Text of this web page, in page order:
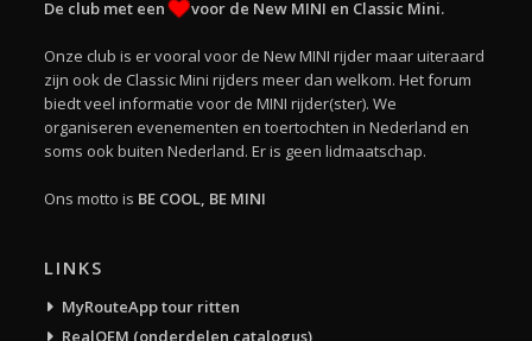
De club met een voor de New MINI en Classic Mini.
Onze club is er vooral voor de New MINI rijder maar uiteraard
zijn ook de Classic Mini rijders meer dan welkom. Het forum
biedt veel informatie voor de MINI rijder(ster). We
organiseren evenementen en toertochten in Nederland en
soms ook buiten Nederland. Er is geen lidmaatschap.
Ons motto is BE COOL, BE MINI
LINKS
MyRouteApp tour ritten
RealOEM (onderdelen catalogus)